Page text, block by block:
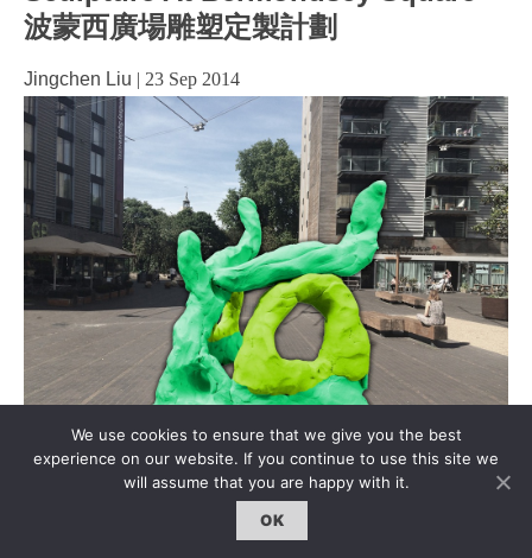
波蒙西廣場雕塑定製計劃
Jingchen Liu | 23 Sep 2014
Courtesy of VITRINE 倫敦的Bermondsey地區近年來成為
了又一處藝術地標，這裡吸引了眾多優秀的藝術家和畫
We use cookies to ensure that we give you the best
experience on our website. If you continue to use this site we
will assume that you are happy with it.
OK